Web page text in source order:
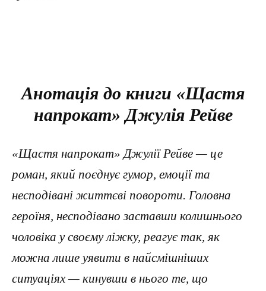
Анотація до книги «Щастя
напрокат» Джулія Рейве
«Щастя напрокат» Джулії Рейве — це
роман, який поєднує гумор, емоції та
несподівані життєві повороти. Головна
героїня, несподівано заставши колишнього
чоловіка у своєму ліжку, реагує так, як
можна лише уявити в найсмішніших
ситуаціях — кинувши в нього те, що